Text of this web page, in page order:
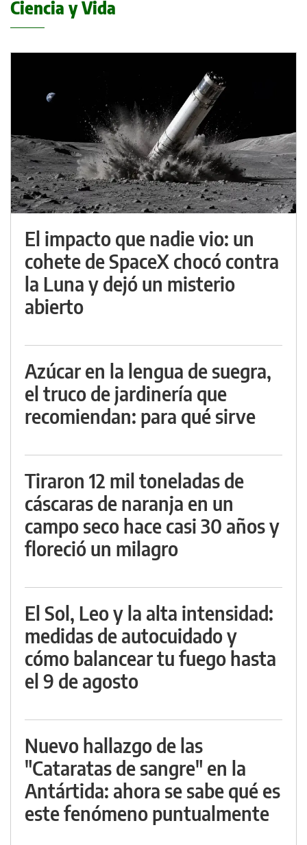
Ciencia y Vida
El impacto que nadie vio: un
cohete de SpaceX chocó contra
la Luna y dejó un misterio
abierto
Azúcar en la lengua de suegra,
el truco de jardinería que
recomiendan: para qué sirve
Tiraron 12 mil toneladas de
cáscaras de naranja en un
campo seco hace casi 30 años y
floreció un milagro
El Sol, Leo y la alta intensidad:
medidas de autocuidado y
cómo balancear tu fuego hasta
el 9 de agosto
Nuevo hallazgo de las
"Cataratas de sangre" en la
Antártida: ahora se sabe qué es
este fenómeno puntualmente